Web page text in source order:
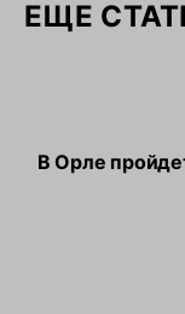
ЕЩЕ
В Орле